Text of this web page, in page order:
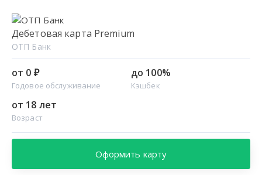
Дебетовая карта Premium
ОТП Банк
от 0 ₽
Годовое обслуживание
до 100%
Кэшбек
от 18 лет
Возраст
Оформить карту